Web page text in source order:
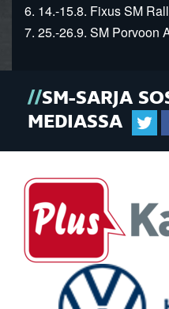
6. 14.-15.8. Fixus SM
7. 25.-26.9. SM Porvoon
SM-SARJA
MEDIASSA